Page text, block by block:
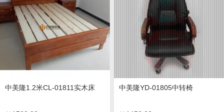
中美隆1.2米CL-01811实木床 中美隆YD-01805中转椅